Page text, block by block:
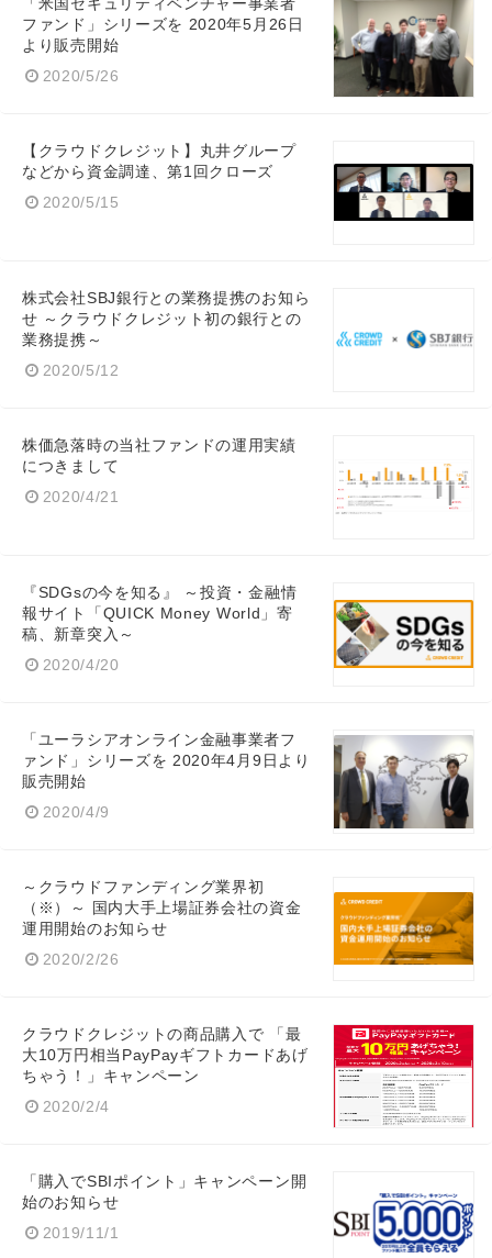
「米国セキュリティベンチャー事業者
ファンド」シリーズを 2020年5月26日
より販売開始
2020/5/26
【クラウドクレジット】丸井グループ
などから資金調達、第1回クローズ
2020/5/15
株式会社SBJ銀行との業務提携のお知ら
せ ～クラウドクレジット初の銀行との
業務提携～
2020/5/12
株価急落時の当社ファンドの運用実績
につきまして
2020/4/21
『SDGsの今を知る』 ～投資・金融情
報サイト「QUICK Money World」寄
稿、新章突入～
2020/4/20
「ユーラシアオンライン金融事業者フ
ァンド」シリーズを 2020年4月9日より
販売開始
2020/4/9
～クラウドファンディング業界初
（※）～ 国内大手上場証券会社の資金
運用開始のお知らせ
2020/2/26
クラウドクレジットの商品購入で 「最
大10万円相当PayPayギフトカードあげ
ちゃう！」キャンペーン
2020/2/4
「購入でSBIポイント」キャンペーン開
始のお知らせ
2019/11/1